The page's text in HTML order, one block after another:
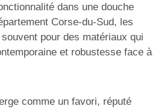
dans une douche
Corse-du-Sud, les
pour des matériaux qui
et robustesse face à
comme un favori, réputé